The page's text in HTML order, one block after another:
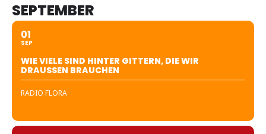
SEPTEMBER
01
SEP
WIE VIELE SIND HINTER GITTERN, DIE WIR
DRAUSSEN BRAUCHEN
RADIO FLORA